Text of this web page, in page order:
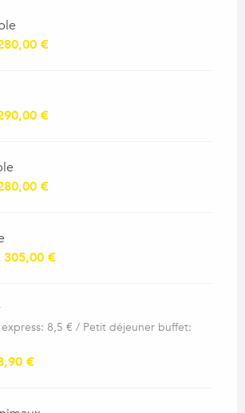
€
€
€
305,00 €
8,5 € / Petit déjeuner buffet:
€